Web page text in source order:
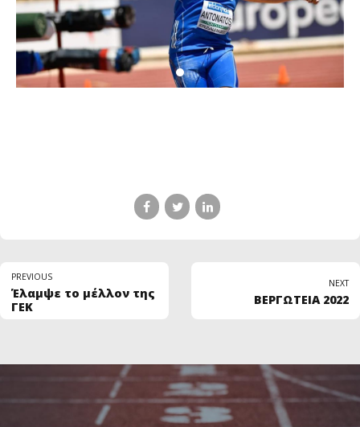
PREVIOUS
Έλαμψε το μέλλον της
ΓΕΚ
NEXT
ΒΕΡΓΩΤΕΙΑ 2022